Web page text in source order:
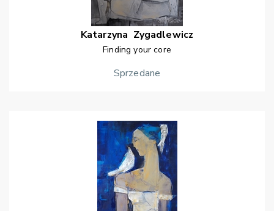
Katarzyna Zygadlewicz
Finding your core
Sprzedane